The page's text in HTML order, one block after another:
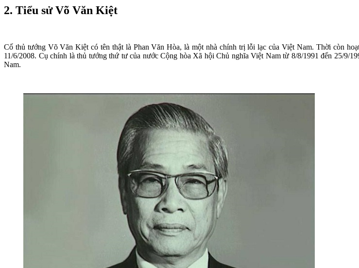
2. Tiểu sử Võ Văn Kiệt
Cố thủ tướng Võ Văn Kiệt có tên thật là Phan Văn Hòa, là một nhà chính trị lỗi lạc của Việt Nam. Thời còn
11/6/2008. Cụ chính là thủ tướng thứ tư của nước Cộng hòa Xã hội Chủ nghĩa Việt Nam từ 8/8/1991 đến 25/9/
Nam.